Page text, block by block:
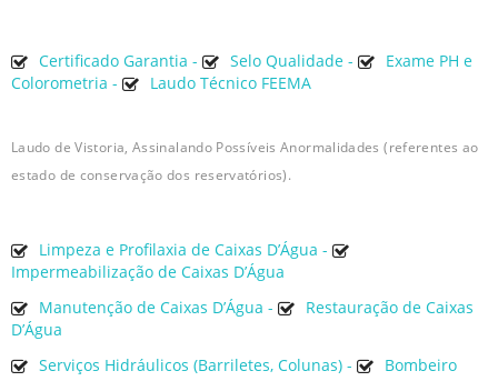
Certificado Garantia - Selo Qualidade -
Exame PH e
Colorometria -
Laudo Técnico FEEMA
Laudo de Vistoria, Assinalando Possíveis Anormalidades (referentes ao
estado de conservação dos reservatórios).
Limpeza e Profilaxia de Caixas D’Água -
Impermeabilização de Caixas D’Água
Manutenção de Caixas D’Água -
Restauração de Caixas
D’Água
Serviços Hidráulicos (Barriletes, Colunas) -
Bombeiro